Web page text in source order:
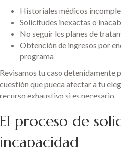
Historiales médicos
Solicitudes inexactas o
No seguir los planes de
Obtención de ingresos por
programa
Revisamos tu caso detenidamente
cuestión que pueda afectar a tu
recurso exhaustivo si es necesario.
El proceso de
incapacidad